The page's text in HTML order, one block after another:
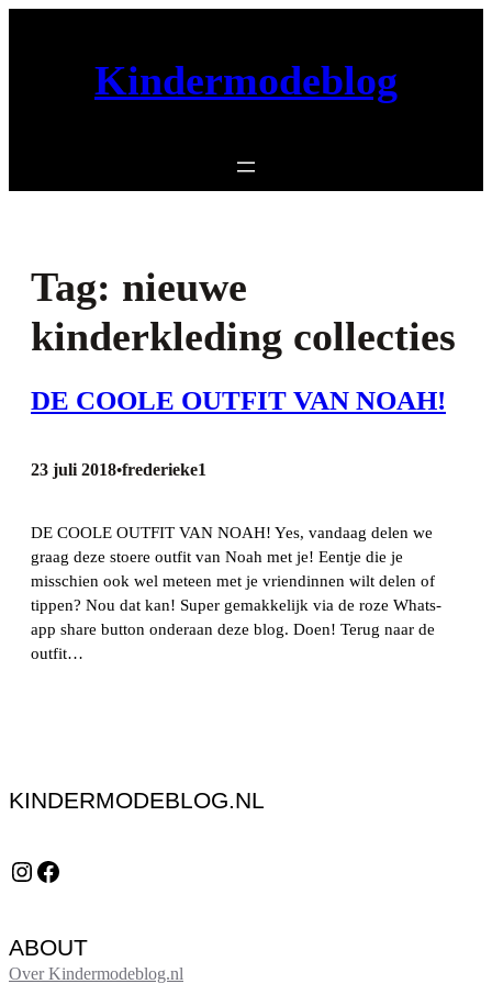
Kindermodeblog
Tag: nieuwe
kinderkleding collecties
DE COOLE OUTFIT VAN NOAH!
23 juli 2018•frederieke1
DE COOLE OUTFIT VAN NOAH! Yes, vandaag delen we
graag deze stoere outfit van Noah met je! Eentje die je
misschien ook wel meteen met je vriendinnen wilt delen of
tippen? Nou dat kan! Super gemakkelijk via de roze Whats-
app share button onderaan deze blog. Doen! Terug naar de
outfit…
KINDERMODEBLOG.NL
Instagram Facebook
ABOUT
Over Kindermodeblog.nl